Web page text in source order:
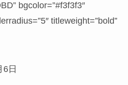
bgcolor=”#f3f3f3″
titleweight=”bold”
6日